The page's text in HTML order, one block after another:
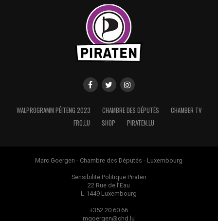
WALPROGRAMM PÉITENG 2023 CHAMBRE DES DÉPUTÉS
CHAMBER TV
FRO.LU
SHOP PIRATEN.LU
Marc Goergen - Chambre des Députés - Luxembourg
Sensibilité Politique Piraten
22 Rue de l’Eau
L-1449 Luxembourg
+352 20 60 66
mgoergen@chd.lu